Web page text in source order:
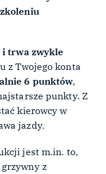
i trwa zwykle
z Twojego konta
6 punktów,
punkty. Z
kierowcy w
jazdy.
jest m.in. to,
z